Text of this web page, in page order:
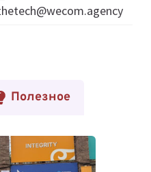
Полезное